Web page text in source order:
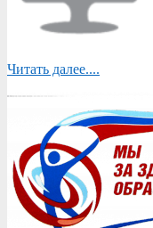
Читать далее....